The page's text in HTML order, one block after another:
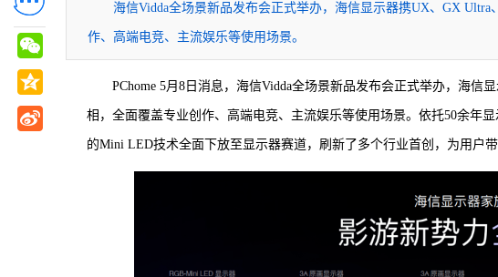
海信Vidda全场景新品发布会正式举办，海信显示器携UX、GX
作、高端电竞、主流娱乐等使用场景。
PChome 5月8日消息，海信Vidda全场景新品发布会正式举办，海信
相，全面覆盖专业创作、高端电竞、主流娱乐等使用场景。依托50余年
的Mini LED技术全面下放至显示器赛道，刷新了多个行业首创，为用户